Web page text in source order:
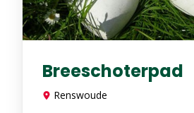
Breeschoterpad
Renswoude